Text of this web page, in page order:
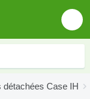
détachées Case IH